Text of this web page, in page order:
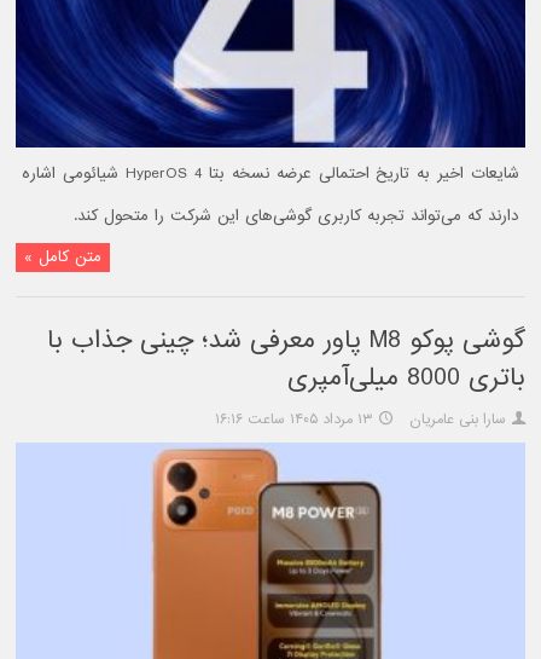
شایعات اخیر به تاریخ احتمالی عرضه نسخه بتا HyperOS 4 شیائومی اشاره
دارند که می‌تواند تجربه کاربری گوشی‌های این شرکت را متحول کند.
متن کامل »
گوشی پوکو M8 پاور معرفی شد؛ چینی جذاب با
باتری 8000 میلی‌آمپری
سارا بنی عامریان ۱۳ مرداد ۱۴۰۵ ساعت ۱۶:۱۶